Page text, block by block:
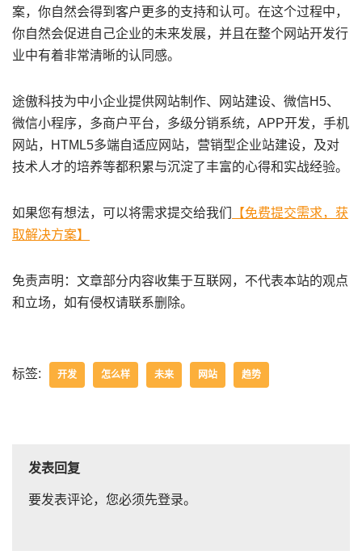
案，你自然会得到客户更多的支持和认可。在这个过程中，
你自然会促进自己企业的未来发展，并且在整个网站开发行
业中有着非常清晰的认同感。
途傲科技为中小企业提供网站制作、网站建设、微信H5、
微信小程序，多商户平台，多级分销系统，APP开发，手机
网站，HTML5多端自适应网站，营销型企业站建设，及对
技术人才的培养等都积累与沉淀了丰富的心得和实战经验。
如果您有想法，可以将需求提交给我们
【免费提交需求，获
取解决方案】
免责声明：文章部分内容收集于互联网，不代表本站的观点
和立场，如有侵权请联系删除。
标签: 开发 怎么样 未来 网站 趋势
发表回复
要发表评论，您必须先登录。